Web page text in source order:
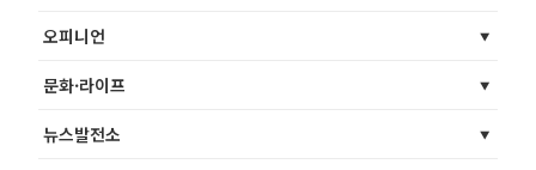
오피니언
문화·라이프
뉴스발전소